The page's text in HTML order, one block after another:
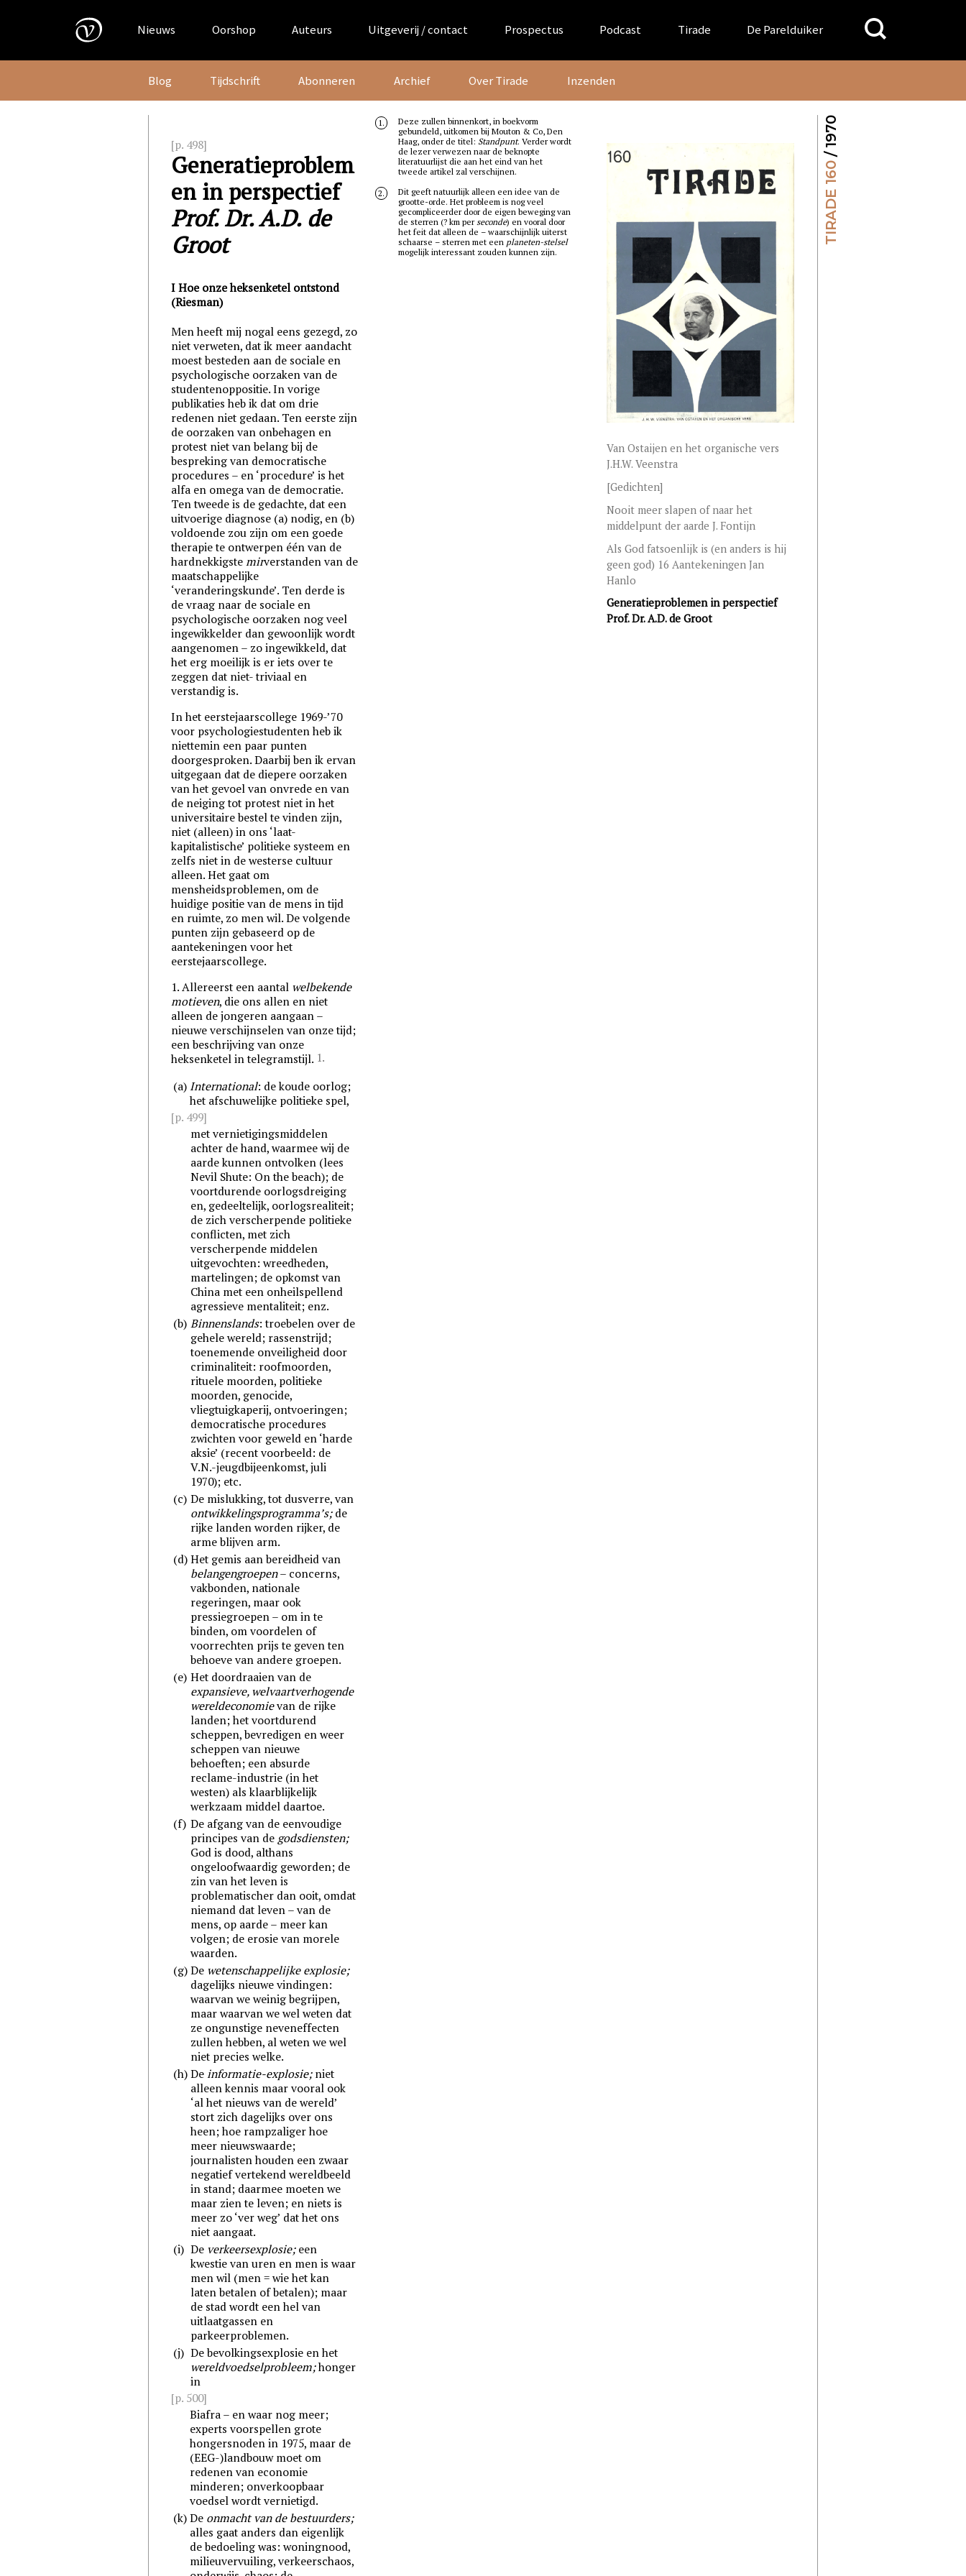
Nieuws Oorshop Auteurs Uitgeverij / contact Prospectus Podcast Tirade De Parelduiker
Search
for:
Blog Tijdschrift Abonneren Archief Over Tirade Inzenden
TIRADE 160
/ 1970
[p. 498]
Generatieproblem
en in perspectief
Prof. Dr. A.D. de
Groot
I Hoe onze heksenketel ontstond
(Riesman)
Men heeft mij nogal eens gezegd, zo
niet verweten, dat ik meer aandacht
moest besteden aan de sociale en
psychologische oorzaken van de
studentenoppositie. In vorige
publikaties heb ik dat om drie
redenen niet gedaan. Ten eerste zijn
de oorzaken van onbehagen en
protest niet van belang bij de
bespreking van democratische
procedures – en ‘procedure’ is het
alfa en omega van de democratie.
Ten tweede is de gedachte, dat een
uitvoerige diagnose (a) nodig, en (b)
voldoende zou zijn om een goede
therapie te ontwerpen één van de
hardnekkigstemirverstanden van de
maatschappelijke
‘veranderingskunde’. Ten derde is
de vraag naar de sociale en
psychologische oorzaken nog veel
ingewikkelder dan gewoonlijk wordt
aangenomen – zo ingewikkeld, dat
het erg moeilijk is er iets over te
zeggen dat niet- triviaal en
verstandig is.
In het eerstejaarscollege 1969-’70
voor psychologiestudenten heb ik
niettemin een paar punten
doorgesproken. Daarbij ben ik ervan
uitgegaan dat de diepere oorzaken
van het gevoel van onvrede en van
de neiging tot protest niet in het
universitaire bestel te vinden zijn,
niet (alleen) in ons ‘laat-
kapitalistische’ politieke systeem en
zelfs niet in de westerse cultuur
alleen. Het gaat om
mensheidsproblemen, om de
huidige positie van de mens in tijd
en ruimte, zo men wil. De volgende
punten zijn gebaseerd op de
aantekeningen voor het
eerstejaarscollege.
1. Allereerst een aantal welbekende
motieven, die ons allen en niet
alleen de jongeren aangaan –
nieuwe verschijnselen van onze tijd;
een beschrijving van onze
heksenketel in telegramstijl. 1.
(a) International: de koude oorlog;
het afschuwelijke politieke spel,
[p. 499]
met vernietigingsmiddelen
achter de hand, waarmee wij de
aarde kunnen ontvolken (lees
Nevil Shute: On the beach); de
voortdurende oorlogsdreiging
en, gedeeltelijk, oorlogsrealiteit;
de zich verscherpende politieke
conflicten, met zich
verscherpende middelen
uitgevochten: wreedheden,
martelingen; de opkomst van
China met een onheilspellend
agressieve mentaliteit; enz.
(b) Binnenslands: troebelen over de
gehele wereld; rassenstrijd;
toenemende onveiligheid door
criminaliteit: roofmoorden,
rituele moorden, politieke
moorden, genocide,
vliegtuigkaperij, ontvoeringen;
democratische procedures
zwichten voor geweld en ‘harde
aksie’ (recent voorbeeld: de
V.N.-jeugdbijeenkomst, juli
1970); etc.
(c) De mislukking, tot dusverre, van
ontwikkelingsprogramma’s;de
rijke landen worden rijker, de
arme blijven arm.
(d) Het gemis aan bereidheid van
belangengroepen– concerns,
vakbonden, nationale
regeringen, maar ook
pressiegroepen – om in te
binden, om voordelen of
voorrechten prijs te geven ten
behoeve van andere groepen.
(e) Het doordraaien van de
expansieve, welvaartverhogende
wereldeconomievan de rijke
landen; het voortdurend
scheppen, bevredigen en weer
scheppen van nieuwe
behoeften; een absurde
reclame-industrie (in het
westen) als klaarblijkelijk
werkzaam middel daartoe.
(f) De afgang van de eenvoudige
principes van de godsdiensten;
God is dood, althans
ongeloofwaardig geworden; de
zin van het leven is
problematischer dan ooit, omdat
niemand dat leven – van de
mens, op aarde – meer kan
volgen; de erosie van morele
waarden.
(g) De wetenschappelijke explosie;
dagelijks nieuwe vindingen:
waarvan we weinig begrijpen,
maar waarvan we wel weten dat
ze ongunstige neveneffecten
zullen hebben, al weten we wel
niet precies welke.
(h) Deinformatie-explosie;niet
alleen kennis maar vooral ook
‘al het nieuws van de wereld’
stort zich dagelijks over ons
heen; hoe rampzaliger hoe
meer nieuwswaarde;
journalisten houden een zwaar
negatief vertekend wereldbeeld
in stand; daarmee moeten we
maar zien te leven; en niets is
meer zo ‘ver weg’ dat het ons
niet aangaat.
(i) De verkeersexplosie;een
kwestie van uren en men is waar
men wil (men = wie het kan
laten betalen of betalen); maar
de stad wordt een hel van
uitlaatgassen en
parkeerproblemen.
(j) De bevolkingsexplosie en het
wereldvoedselprobleem;honger
in
[p. 500]
Biafra – en waar nog meer;
experts voorspellen grote
hongersnoden in 1975, maar de
(EEG-)landbouw moet om
redenen van economie
minderen; onverkoopbaar
voedsel wordt vernietigd.
(k) De onmacht van de bestuurders;
alles gaat anders dan eigenlijk
de bedoeling was: woningnood,
milieuvervuiling, verkeerschaos,
1.
Deze zullen binnenkort, in boekvorm
gebundeld, uitkomen bij Mouton & Co, Den
Haag, onder de titel: Standpunt. Verder wordt
de lezer verwezen naar de beknopte
literatuurlijst die aan het eind van het
tweede artikel zal verschijnen.
2.
Dit geeft natuurlijk alleen een idee van de
grootte-orde. Het probleem is nog veel
gecompliceerder door de eigen beweging van
de sterren (? km perseconde) en vooral door
het feit dat alleen de – waarschijnlijk uiterst
schaarse – sterren met een planeten-stelsel
mogelijk interessant zouden kunnen zijn.
Van Ostaijen en het organische vers
J.H.W. Veenstra
[Gedichten]
Nooit meer slapen of naar het
middelpunt der aarde J. Fontijn
Als God fatsoenlijk is (en anders is hij
geen god) 16 Aantekeningen Jan
Hanlo
Generatieproblemen in perspectief
Prof. Dr. A.D. de Groot